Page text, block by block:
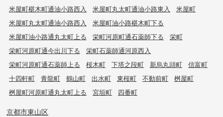
米屋町椹木町通油小路西入
米屋町丸太町通油小路東入
米屋町
米屋町丸太町通油小路西入
米屋町油小路椹木町下る
米屋町油小路通丸太町上る
栄町河原町通石薬師下る
栄町
栄町河原町通今出川下る
栄町石薬師通河原西入
栄町河原町通石薬師上る
桜木町 下塔之段町 新烏丸頭町
信富町
十四軒町
青龍町 鶴山町 出水町 東桜町 不動前町
桝屋町
桝屋町河原町通丸太町上る
宮垣町 四番町
京都市東山区